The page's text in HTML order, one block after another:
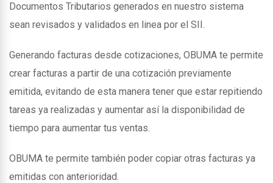
Documentos Tributarios generados en nuestro sistema
sean revisados y validados en linea por el SII.
Generando facturas desde cotizaciones, OBUMA te permite
crear facturas a partir de una cotización previamente
emitida, evitando de esta manera tener que estar repitiendo
tareas ya realizadas y aumentar así la disponibilidad de
tiempo para aumentar tus ventas.
OBUMA te permite también poder copiar otras facturas ya
emitidas con anterioridad.